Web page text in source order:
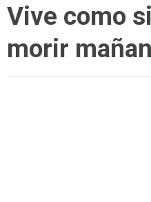
Vive como
morir